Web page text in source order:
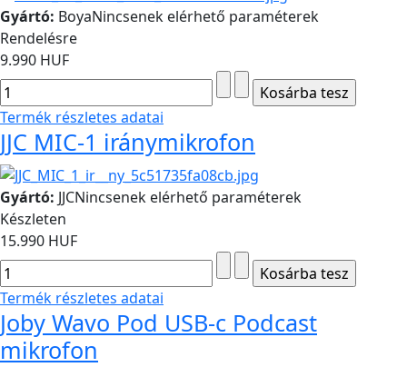
Gyártó: BoyaNincsenek elérhető paraméterek
Rendelésre
9.990 HUF
Termék részletes adatai
JJC MIC-1 iránymikrofon
Gyártó: JJCNincsenek elérhető paraméterek
Készleten
15.990 HUF
Termék részletes adatai
Joby Wavo Pod USB-c Podcast
mikrofon